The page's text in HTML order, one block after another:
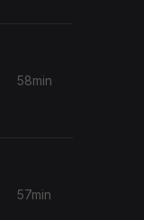
58min
57min